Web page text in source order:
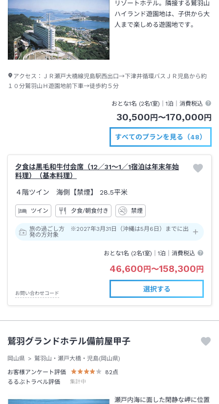
リゾートホテル。隣接する鷲羽山
ハイランド遊園地は、子供から大
人まで楽しめる遊園地です。
アクセス： ＪＲ瀬戸大橋線児島駅西出口→下津井循環バスＪＲ児島から約
１０分鷲羽山Ｈ遊園地前下車→徒歩約５分
おとな1名 (2名1室)｜1泊 ｜消費税込
30,500 円 〜170,000 円
すべてのプランを見る（48）
夕食は黒毛和牛付会席（12／31～1／1宿泊は年末年始
料理）（基本料理）
４階ツイン 海側【禁煙】 28.5平米
ツイン 夕食/朝食付き 禁煙
旅の過ごし方 ※2027年3月31日（沖縄は5月6日）までに出
発の方対象
おとな1名 (2名1室)｜1泊 ｜消費税込
46,600 円 〜158,300 円
お問い合わせコード
選択する
鷲羽グランドホテル備前屋甲子
岡山県
鷲羽山・瀬戸大橋・児島(岡山県)
お客様アンケート評価
82 点
るるぶトラベル評価
集計中
瀬戸内海に面した閑静な岬に位置